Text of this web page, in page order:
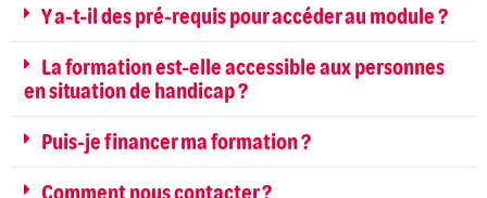
Y a-t-il des pré-requis pour accéder au module ?
La formation est-elle accessible aux personnes
en situation de handicap ?
Puis-je financer ma formation ?